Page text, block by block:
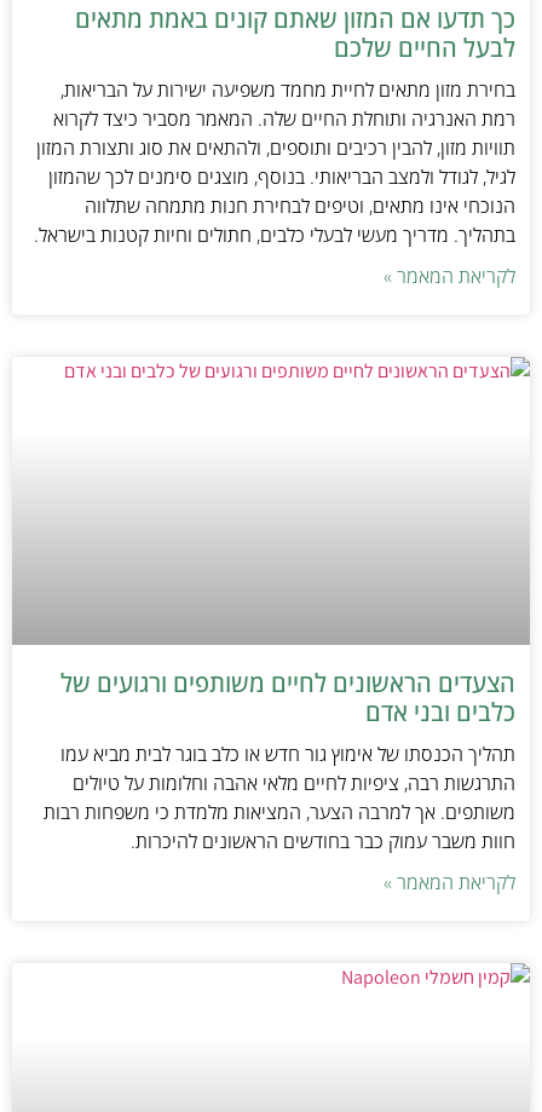
כך תדעו אם המזון שאתם קונים באמת מתאים
לבעל החיים שלכם
בחירת מזון מתאים לחיית מחמד משפיעה ישירות על הבריאות,
רמת האנרגיה ותוחלת החיים שלה. המאמר מסביר כיצד לקרוא
תוויות מזון, להבין רכיבים ותוספים, ולהתאים את סוג ותצורת המזון
לגיל, לגודל ולמצב הבריאותי. בנוסף, מוצגים סימנים לכך שהמזון
הנוכחי אינו מתאים, וטיפים לבחירת חנות מתמחה שתלווה
בתהליך. מדריך מעשי לבעלי כלבים, חתולים וחיות קטנות בישראל.
לקריאת המאמר »
הצעדים הראשונים לחיים משותפים ורגועים של
כלבים ובני אדם
תהליך הכנסתו של אימוץ גור חדש או כלב בוגר לבית מביא עמו
התרגשות רבה, ציפיות לחיים מלאי אהבה וחלומות על טיולים
משותפים. אך למרבה הצער, המציאות מלמדת כי משפחות רבות
חוות משבר עמוק כבר בחודשים הראשונים להיכרות.
לקריאת המאמר »